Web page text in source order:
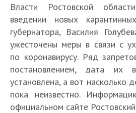
Власти Ростовской
введении новых
губернатора, Василия
ужесточены меры в связи с
по коронавирусу. Ряд
постановлением, дата их
установлена, а вот насколько
пока неизвестно.
официальном сайте